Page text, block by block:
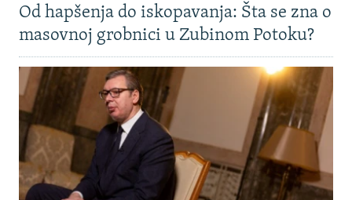
Od hapšenja do iskopavanja: Šta se zna o
masovnoj grobnici u Zubinom Potoku?